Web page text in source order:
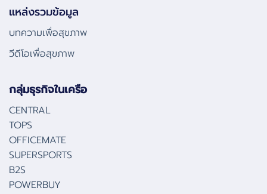
แหล่งรวมข้อมูล
บทความเพื่อสุขภาพ
วีดีโอเพื่อสุขภาพ
กลุ่มธุรกิจในเครือ
CENTRAL
TOPS
OFFICEMATE
SUPERSPORTS
B2S
POWERBUY